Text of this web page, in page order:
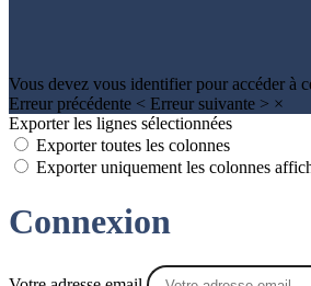
Vous devez vous identifier pour accéder à
Erreur précédente < Erreur suivante > ×
Exporter les lignes sélectionnées
Exporter toutes les colonnes
Exporter uniquement les colonnes
Connexion